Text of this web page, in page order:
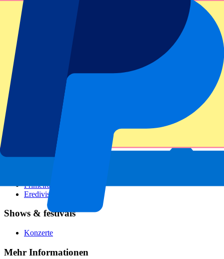
Alle Sportarten
Fußballligen
Champions League
Premier League
Serie A
Primeira Liga
Eredivisie
Shows & festivals
Konzerte
Mehr Informationen